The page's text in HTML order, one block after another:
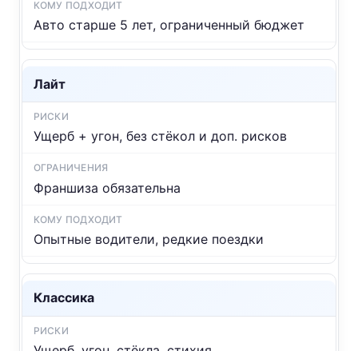
Авто старше 5 лет, ограниченный бюджет
Лайт
Ущерб + угон, без стёкол и доп. рисков
Франшиза обязательна
Опытные водители, редкие поездки
Классика